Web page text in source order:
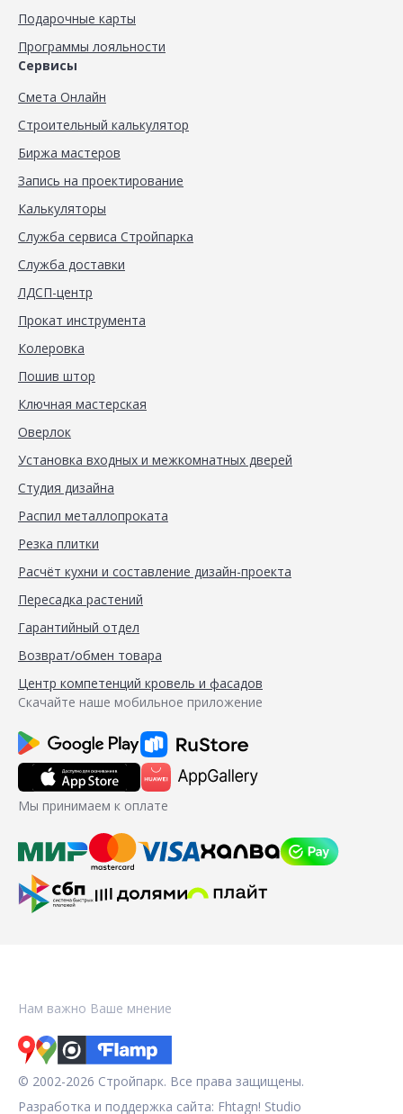
Подарочные карты
Программы лояльности
Сервисы
Смета Онлайн
Строительный калькулятор
Биржа мастеров
Запись на проектирование
Калькуляторы
Служба сервиса Стройпарка
Служба доставки
ЛДСП-центр
Прокат инструмента
Колеровка
Пошив штор
Ключная мастерская
Оверлок
Установка входных и межкомнатных дверей
Студия дизайна
Распил металлопроката
Резка плитки
Расчёт кухни и составление дизайн-проекта
Пересадка растений
Гарантийный отдел
Возврат/обмен товара
Центр компетенций кровель и фасадов
Скачайте наше мобильное приложение
Мы принимаем к оплате
Нам важно Ваше мнение
© 2002-2026 Стройпарк. Все права защищены.
Разработка и поддержка сайта: Fhtagn! Studio